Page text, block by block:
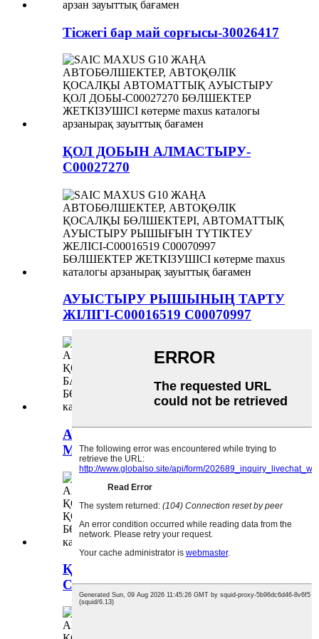
Тісжегі бар май сорғысы-30026417
ҚОЛ ДОБЫН АЛМАСТЫРУ-
C00027270
АУЫСТЫРУ РЫШЫНЫҢ ТАРТУ
ЖІЛІГІ-C00016519 C00070997
АУЫСТЫ БАСҚАРУ
МАШИНАСЫ-C00044627
ҚАУІПСІЗДІК БЕЛБЕЛІКТЕРІ-
C00081921